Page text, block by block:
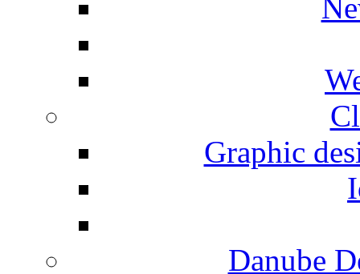
Graphic
Danube